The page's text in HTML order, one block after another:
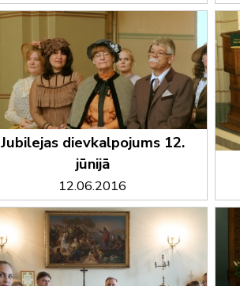
Jubilejas dievkalpojums 12.
jūnijā
12.06.2016